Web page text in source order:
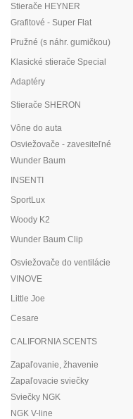
Stierače HEYNER
Grafitové - Super Flat
Pružné (s náhr. gumičkou)
Klasické stierače Special
Adaptéry
Stierače SHERON
Vône do auta
Osviežovače - zavesiteľné
Wunder Baum
INSENTI
SportLux
Woody K2
Wunder Baum Clip
Osviežovače do ventilácie
VINOVE
Little Joe
Cesare
CALIFORNIA SCENTS
Zapaľovanie, žhavenie
Zapaľovacie sviečky
Sviečky NGK
NGK V-line